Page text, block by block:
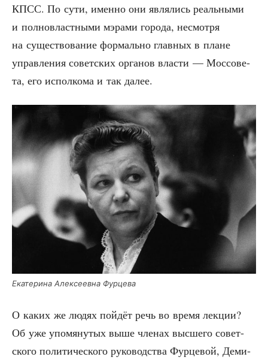
КПСС. По сути, имен­но они явля­лись реаль­ны­ми
и пол­но­власт­ны­ми мэра­ми горо­да, несмот­ря
на суще­ство­ва­ние фор­маль­но глав­ных в плане
управ­ле­ния совет­ских орга­нов вла­сти — Мос­со­ве­
та, его испол­ко­ма и так далее.
Ека­те­ри­на Алек­се­ев­на Фурцева
О каких же людях пой­дёт речь во вре­мя лек­ции?
Об уже упо­мя­ну­тых выше чле­нах выс­ше­го совет­
ско­го поли­ти­че­ско­го руко­вод­ства Фур­це­вой, Деми­